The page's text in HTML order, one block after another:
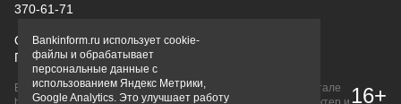
370-61-71
О проектеПолитика конфиденциальности
Правовая информацияДля рекламодателей
Вся информация о продуктах банков, размещенная на портале
16+
Bankinform.ru использует cookie-
файлы и обрабатывает
персональные данные с
использованием Яндекс Метрики,
Google Analytics. Это улучшает работу